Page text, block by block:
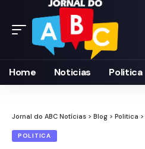
Home Noticias Politica
Jornal do ABC Notícias > Blog > Politica >
POLITICA